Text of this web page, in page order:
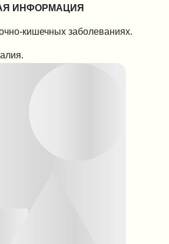
ИНФОРМАЦИЯ
кишечных заболеваниях.